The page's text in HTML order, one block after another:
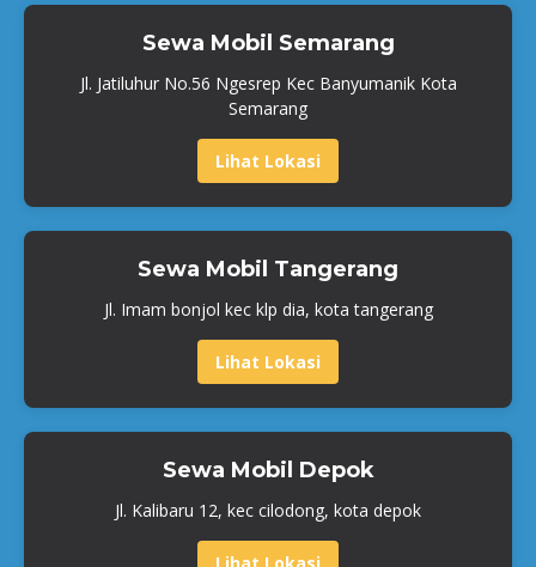
Sewa Mobil Semarang
Jl. Jatiluhur No.56 Ngesrep Kec Banyumanik Kota
Semarang
Lihat Lokasi
Sewa Mobil Tangerang
Jl. Imam bonjol kec klp dia, kota tangerang
Lihat Lokasi
Sewa Mobil Depok
Jl. Kalibaru 12, kec cilodong, kota depok